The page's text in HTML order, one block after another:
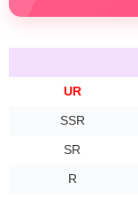
UR
SSR
SR
R